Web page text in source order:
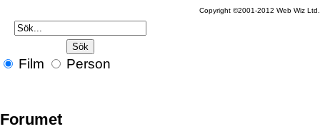
Copyright ©2001-2012 Web Wiz Ltd.
Film Person
Forumet